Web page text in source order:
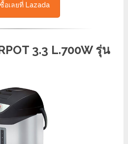
ซื้อเลยที่ Lazada
3.3 L.700W รุ่น